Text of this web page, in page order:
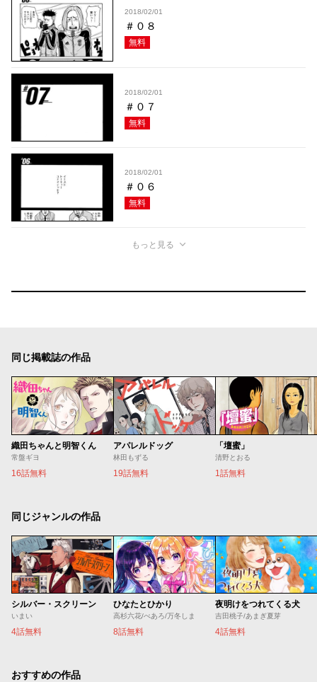
2018/02/01
＃０８
無料
2018/02/01
＃０７
無料
2018/02/01
＃０６
無料
もっと見る
同じ掲載誌の作品
織田ちゃんと明智くん
常盤ギヨ
16話無料
アパレルドッグ
林田もずる
19話無料
「壇蜜」
清野とおる
1話無料
同じジャンルの作品
シルバー・スクリーン
いまい
4話無料
ひなたとひかり
高杉六花/べあろ/万冬しま
8話無料
夜明けをつれてくる犬
吉田桃子/あまぎ夏芽
4話無料
おすすめの作品